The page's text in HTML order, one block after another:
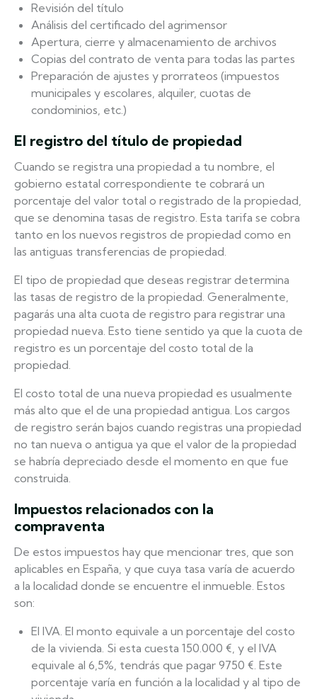
Revisión del título
Análisis del certificado del agrimensor
Apertura, cierre y almacenamiento de archivos
Copias del contrato de venta para todas las partes
Preparación de ajustes y prorrateos (impuestos
municipales y escolares, alquiler, cuotas de
condominios, etc.)
El registro del título de propiedad
Cuando se registra una propiedad a tu nombre, el
gobierno estatal correspondiente te cobrará un
porcentaje del valor total o registrado de la propiedad,
que se denomina tasas de registro. Esta tarifa se cobra
tanto en los nuevos registros de propiedad como en
las antiguas transferencias de propiedad.
El tipo de propiedad que deseas registrar determina
las tasas de registro de la propiedad. Generalmente,
pagarás una alta cuota de registro para registrar una
propiedad nueva. Esto tiene sentido ya que la cuota de
registro es un porcentaje del costo total de la
propiedad.
El costo total de una nueva propiedad es usualmente
más alto que el de una propiedad antigua. Los cargos
de registro serán bajos cuando registras una propiedad
no tan nueva o antigua ya que el valor de la propiedad
se habría depreciado desde el momento en que fue
construida.
Impuestos relacionados con la
compraventa
De estos impuestos hay que mencionar tres, que son
aplicables en España, y que cuya tasa varía de acuerdo
a la localidad donde se encuentre el inmueble. Estos
son:
El IVA. El monto equivale a un porcentaje del costo
de la vivienda. Si esta cuesta 150.000 €, y el IVA
equivale al 6,5%, tendrás que pagar 9750 €. Este
porcentaje varía en función a la localidad y al tipo de